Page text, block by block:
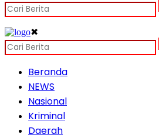
✖
Beranda
NEWS
Nasional
Kriminal
Daerah